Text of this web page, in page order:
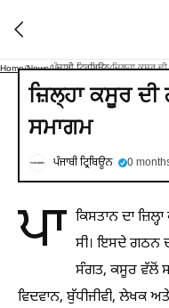
Home/News/ਪੰਜਾਬੀ ਟ੍ਰਿਬਿਊਨ/ਜ਼ਿਲ੍ਹਾ ਕਸੂਰ
ਜ਼ਿਲ੍ਹਾ ਕਸੂਰ
ਸਮਾਗਮ
ਪੰਜਾਬੀ ਟ੍ਰਿਬਿਊਨ 0
ਪਾ ਕਿਸਤਾਨ ਦਾ
ਸੀ। ਇਸਦੇ ਗਠਨ
ਸੰਗਤ, ਕਸੂਰ ਵੱਲੋਂ
ਵਿਦਵਾਨ, ਬੁੱਧੀਜੀਵੀ, ਲੇਖਕ